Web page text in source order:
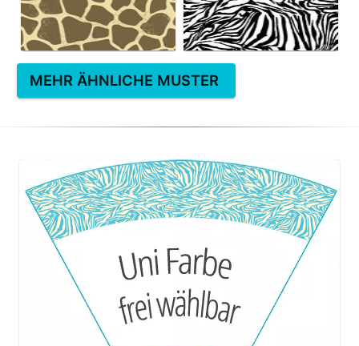
MEHR ÄHNLICHE MUSTER